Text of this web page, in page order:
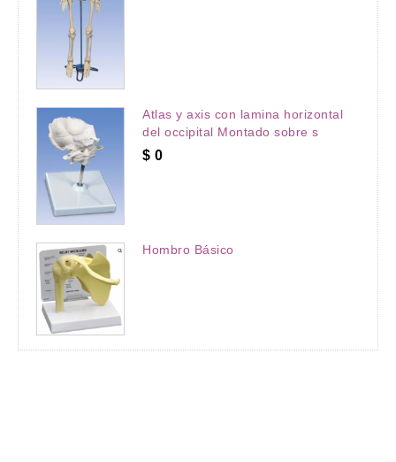
Atlas y axis con lamina horizontal
del occipital Montado sobre s
$ 0
Hombro Básico